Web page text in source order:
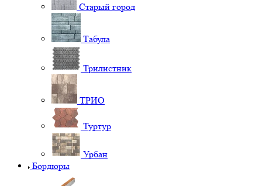
Старый город
Табула
Трилистник
ТРИО
Туртур
Урбан
Бордюры